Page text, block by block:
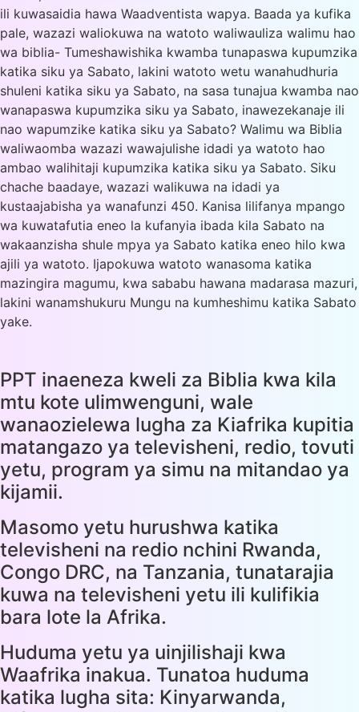
ili kuwasaidia hawa Waadventista wapya. Baada ya kufika
pale, wazazi waliokuwa na watoto waliwauliza walimu hao
wa biblia- Tumeshawishika kwamba tunapaswa kupumzika
katika siku ya Sabato, lakini watoto wetu wanahudhuria
shuleni katika siku ya Sabato, na sasa tunajua kwamba nao
wanapaswa kupumzika siku ya Sabato, inawezekanaje ili
nao wapumzike katika siku ya Sabato? Walimu wa Biblia
waliwaomba wazazi wawajulishe idadi ya watoto hao
ambao walihitaji kupumzika katika siku ya Sabato. Siku
chache baadaye, wazazi walikuwa na idadi ya
kustaajabisha ya wanafunzi 450. Kanisa lilifanya mpango
wa kuwatafutia eneo la kufanyia ibada kila Sabato na
wakaanzisha shule mpya ya Sabato katika eneo hilo kwa
ajili ya watoto. Ijapokuwa watoto wanasoma katika
mazingira magumu, kwa sababu hawana madarasa mazuri,
lakini wanamshukuru Mungu na kumheshimu katika Sabato
yake.
PPT inaeneza kweli za Biblia kwa kila
mtu kote ulimwenguni, wale
wanaozielewa lugha za Kiafrika kupitia
matangazo ya televisheni, redio, tovuti
yetu, program ya simu na mitandao ya
kijamii.
Masomo yetu hurushwa katika
televisheni na redio nchini Rwanda,
Congo DRC, na Tanzania, tunatarajia
kuwa na televisheni yetu ili kulifikia
bara lote la Afrika.
Huduma yetu ya uinjilishaji kwa
Waafrika inakua. Tunatoa huduma
katika lugha sita: Kinyarwanda,